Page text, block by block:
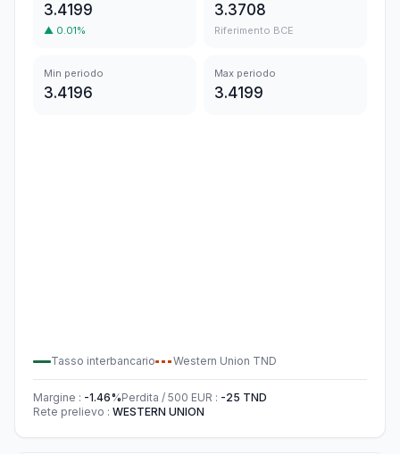
3.4199
▲ 0.01%
3.3708
Riferimento BCE
Min periodo
3.4196
Max periodo
3.4199
Tasso interbancario Western Union TND
Margine : -1.46%Perdita / 500 EUR : -25 TND
Rete prelievo : WESTERN UNION